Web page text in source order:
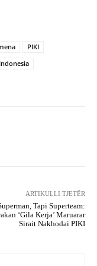
PIKI
ARTIKULLI TJETËR
Tapi Superteam:
‘Gila Kerja’ Maruarar
Sirait Nakhodai PIKI